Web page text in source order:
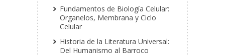
Fundamentos de Biología Celular:
Organelos, Membrana y Ciclo
Celular
Historia de la Literatura Universal:
Del Humanismo al Barroco